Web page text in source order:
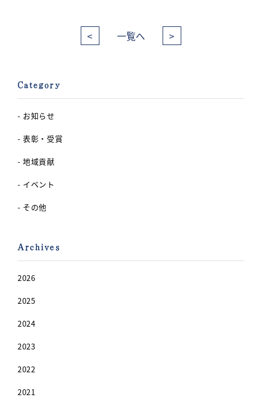
< 一覧へ >
Category
- お知らせ
- 表彰・受賞
- 地域貢献
- イベント
- その他
Archives
2026
2025
2024
2023
2022
2021